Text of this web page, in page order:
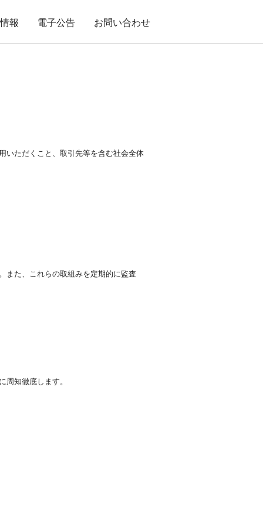
報 電子公告 お問い合わせ
いただくこと、取引先等を含む社会全体
また、これらの取組みを定期的に監査
周知徹底します。